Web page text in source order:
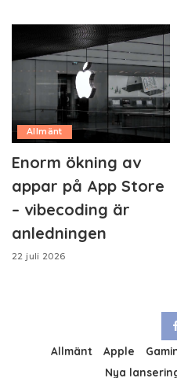
Allmänt
Enorm ökning av
appar på App Store
– vibecoding är
anledningen
22 juli 2026
Allmänt Apple
Nya